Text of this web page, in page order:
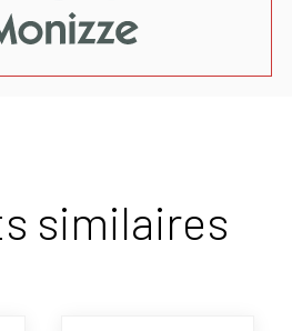
similaires